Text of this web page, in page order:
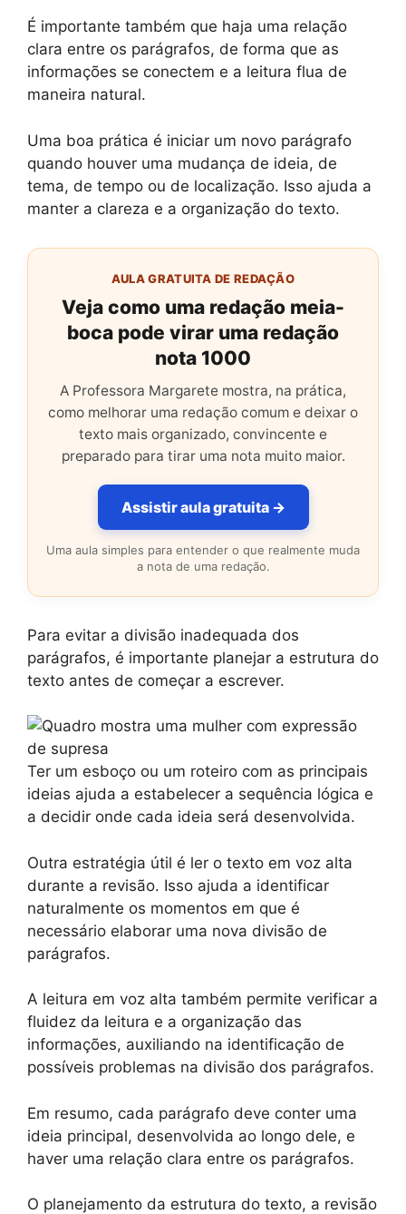
É importante também que haja uma relação
clara entre os parágrafos, de forma que as
informações se conectem e a leitura flua de
maneira natural.
Uma boa prática é iniciar um novo parágrafo
quando houver uma mudança de ideia, de
tema, de tempo ou de localização. Isso ajuda a
manter a clareza e a organização do texto.
AULA GRATUITA DE REDAÇÃO
Veja como uma redação meia-
boca pode virar uma redação
nota 1000
A Professora Margarete mostra, na prática,
como melhorar uma redação comum e deixar o
texto mais organizado, convincente e
preparado para tirar uma nota muito maior.
Assistir aula gratuita →
Uma aula simples para entender o que realmente muda
a nota de uma redação.
Para evitar a divisão inadequada dos
parágrafos, é importante planejar a estrutura do
texto antes de começar a escrever.
Ter um esboço ou um roteiro com as principais
ideias ajuda a estabelecer a sequência lógica e
a decidir onde cada ideia será desenvolvida.
Outra estratégia útil é ler o texto em voz alta
durante a revisão. Isso ajuda a identificar
naturalmente os momentos em que é
necessário elaborar uma nova divisão de
parágrafos.
A leitura em voz alta também permite verificar a
fluidez da leitura e a organização das
informações, auxiliando na identificação de
possíveis problemas na divisão dos parágrafos.
Em resumo, cada parágrafo deve conter uma
ideia principal, desenvolvida ao longo dele, e
haver uma relação clara entre os parágrafos.
O planejamento da estrutura do texto, a revisão